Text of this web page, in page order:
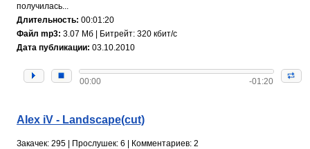
получилась...
Длительность: 00:01:20
Файл mp3: 3.07 Мб | Битрейт: 320 кбит/с
Дата публикации: 03.10.2010
00:00 -01:20
Alex iV - Landscape(cut)
Закачек: 295 | Прослушек: 6 | Комментариев: 2